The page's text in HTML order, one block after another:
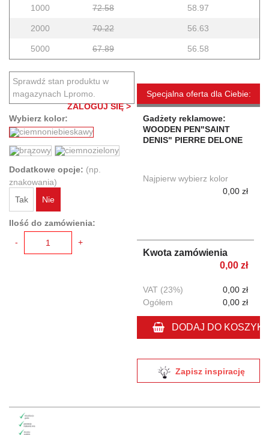
1000 72.58 58.97
2000 70.22 56.63
5000 67.89 56.58
Sprawdź stan produktu w
magazynach Lpromo.
ZALOGUJ SIĘ >
Wybierz kolor:
Dodatkowe opcje: (np.
znakowania)
Tak
Nie
Ilość do zamówienia:
-
+
Specjalna oferta dla Ciebie:
Gadżety reklamowe:
WOODEN PEN"SAINT
DENIS" PIERRE DELONE
Najpierw wybierz kolor
0,00 zł
Kwota zamówienia
0,00 zł
VAT (23%)
0,00 zł
Ogółem
0,00 zł
DODAJ DO
Zapisz inspirację